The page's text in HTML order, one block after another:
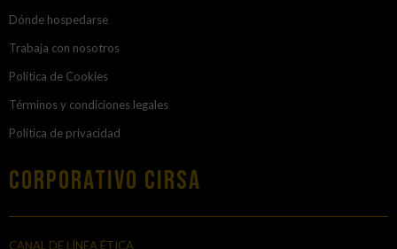
Dónde hospedarse
Trabaja con nosotros
Política de Cookies
Términos y condiciones legales
Política de privacidad
Corporativo Cirsa
CANAL DE LÍNEA ÉTICA